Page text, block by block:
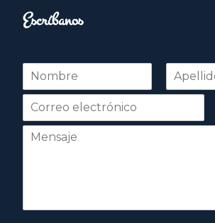
Escríbanos
N
m
r
Nombre Apellidos